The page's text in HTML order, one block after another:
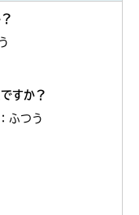
すか？
ふつう